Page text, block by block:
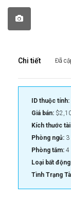
Chi tiết Đã
ID thuộc tính:
Giá bán:
Kích thước
Phòng ngủ: 3
Phòng tắm: 4
Loại bất
Tình Trạng